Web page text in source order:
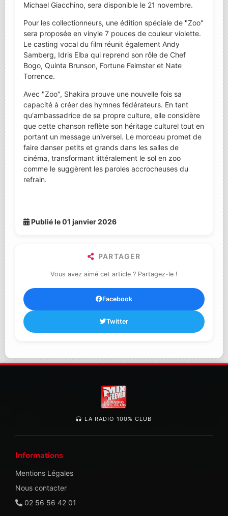
Michael Giacchino, sera disponible le 21 novembre.
Pour les collectionneurs, une édition spéciale de "Zoo"
sera proposée en vinyle 7 pouces de couleur violette.
Le casting vocal du film réunit également Andy
Samberg, Idris Elba qui reprend son rôle de Chef
Bogo, Quinta Brunson, Fortune Feimster et Nate
Torrence.
Avec "Zoo", Shakira prouve une nouvelle fois sa
capacité à créer des hymnes fédérateurs. En tant
qu'ambassadrice de sa propre culture, elle considère
que cette chanson reflète son héritage culturel tout en
portant un message universel. Le morceau promet de
faire danser petits et grands dans les salles de
cinéma, transformant littéralement le sol en zoo
comme le suggèrent les paroles accrocheuses du
refrain.
Publié le 01 janvier 2026
PARTAGER
Vous avez aimé cet article ? Partagez-le !
Facebook
Twitter
LA RADIO 100% CLUB
Informations
Mentions Légales
Nous contacter
02 56 56 42 01